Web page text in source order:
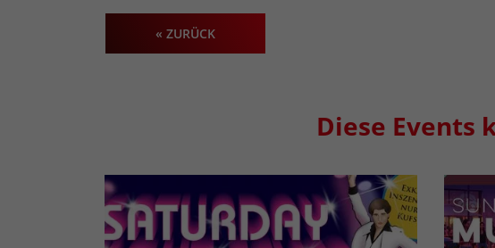
« ZURÜCK
Diese Events